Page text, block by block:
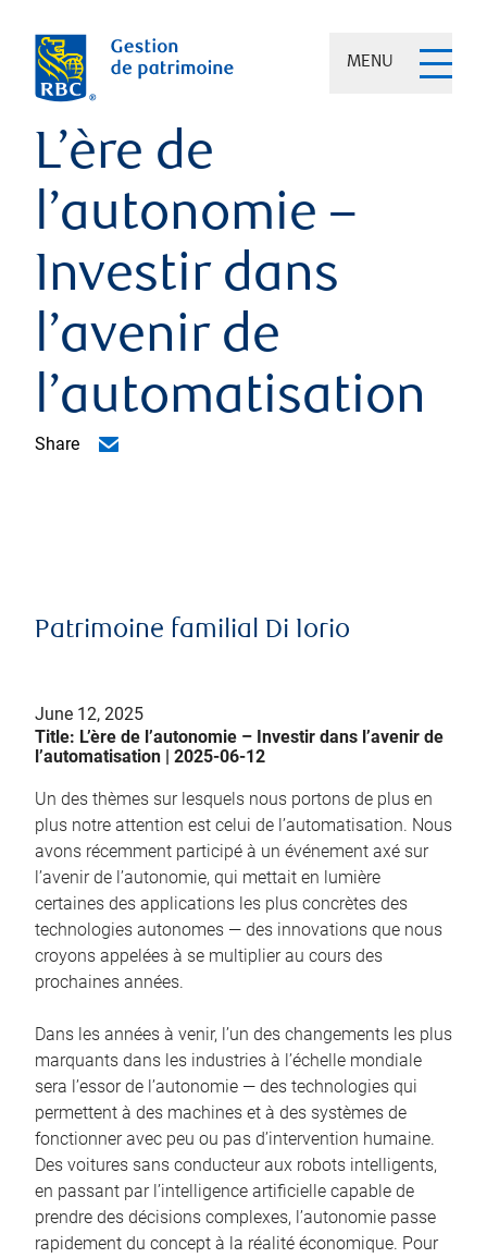
MENU
L’ère de
l’autonomie –
Investir dans
l’avenir de
l’automatisation
Share
Patrimoine familial Di Iorio
June 12, 2025
Title: L’ère de l’autonomie – Investir dans l’avenir de
l’automatisation | 2025-06-12
Un des thèmes sur lesquels nous portons de plus en
plus notre attention est celui de l’automatisation. Nous
avons récemment participé à un événement axé sur
l’avenir de l’autonomie, qui mettait en lumière
certaines des applications les plus concrètes des
technologies autonomes — des innovations que nous
croyons appelées à se multiplier au cours des
prochaines années.
Dans les années à venir, l’un des changements les plus
marquants dans les industries à l’échelle mondiale
sera l’essor de l’autonomie — des technologies qui
permettent à des machines et à des systèmes de
fonctionner avec peu ou pas d’intervention humaine.
Des voitures sans conducteur aux robots intelligents,
en passant par l’intelligence artificielle capable de
prendre des décisions complexes, l’autonomie passe
rapidement du concept à la réalité économique. Pour